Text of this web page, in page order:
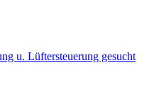
u. Lüftersteuerung gesucht